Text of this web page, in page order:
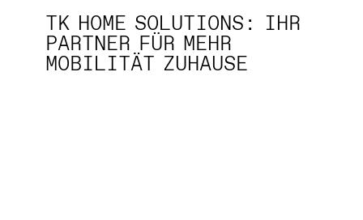
TK HOME SOLUTIONS: IHR
PARTNER FÜR MEHR
MOBILITÄT ZUHAUSE